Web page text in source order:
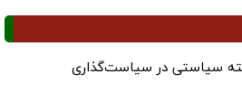
سیاستی در سیاست‌گذاری